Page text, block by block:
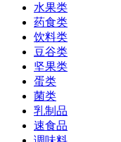
水果类
药食类
饮料类
豆谷类
坚果类
蛋类
菌类
乳制品
速食品